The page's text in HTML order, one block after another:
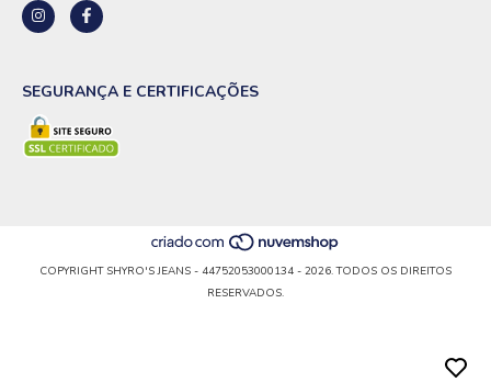
SEGURANÇA E CERTIFICAÇÕES
COPYRIGHT SHYRO'S JEANS - 44752053000134 - 2026. TODOS OS DIREITOS
RESERVADOS.